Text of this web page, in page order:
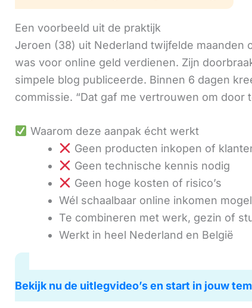
Een voorbeeld uit de praktijk
Jeroen (38) uit Nederland twijfelde maanden
was voor online geld verdienen. Zijn
simpele blog publiceerde. Binnen 6 dagen
commissie. “Dat gaf me vertrouwen om door
Waarom deze aanpak écht werkt
Geen producten inkopen of
Geen technische kennis nodig
Geen hoge kosten of risico’s
Wél schaalbaar online inkomen
Te combineren met werk, gezin of
Werkt in heel Nederland en België
Bekijk nu de uitlegvideo’s en start in jouw